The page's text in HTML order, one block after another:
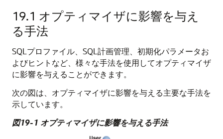
19.1 オプティマイザに影響を与え
る手法
SQLプロファイル、SQL計画管理、初期化パラメータお
よびヒントなど、様々な手法を使用してオプティマイザ
に影響を与えることができます。
次の図は、オプティマイザに影響を与える主要な手法を
示しています。
図19-1 オプティマイザに影響を与える手法